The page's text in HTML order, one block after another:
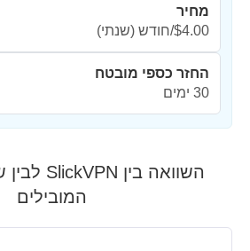
מחיר
$4.00/חודש
(שנתי)
החזר כספי מובטח
30 ימים
המובילים